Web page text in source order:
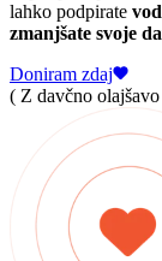
lahko podpirate
zmanjšate svoje
Doniram zdaj
( Z davčno